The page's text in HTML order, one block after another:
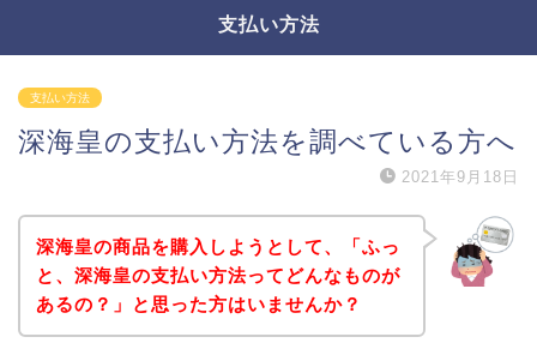
支払い方法
支払い方法
深海皇の支払い方法を調べている方へ
2021年9月18日
深海皇の商品を購入しようとして、「ふっ
と、深海皇の支払い方法ってどんなものが
あるの？」と思った方はいませんか？